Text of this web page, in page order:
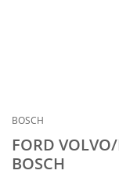
BOSCH
FORD
BOSCH